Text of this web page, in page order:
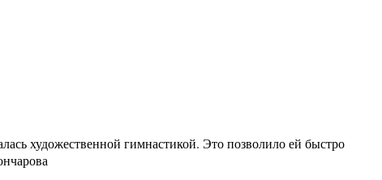
художественной гимнастикой. Это позволило ей быстро